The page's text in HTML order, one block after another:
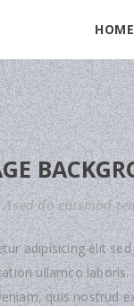
HOME
Ased do eiusmod
adipisicing elit
ullamco
quis